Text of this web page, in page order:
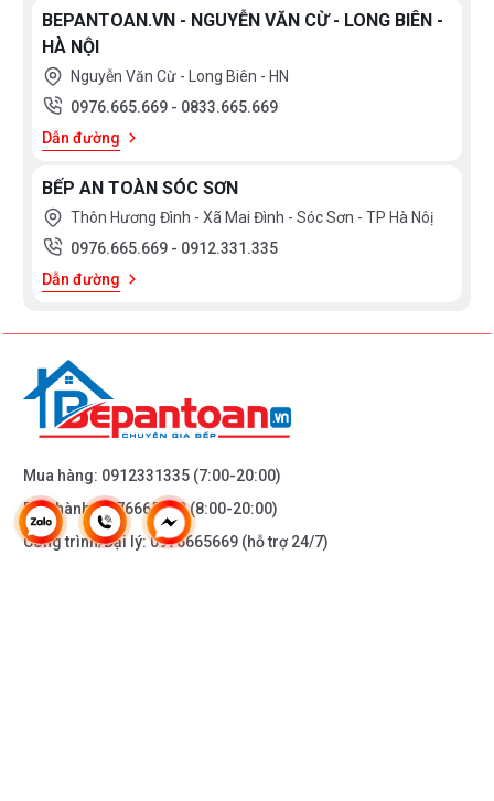
BEPANTOAN.VN - NGUYỄN VĂN CỪ - LONG BIÊN -
HÀ NỘI
Nguyễn Văn Cừ - Long Biên - HN
0976.665.669 - 0833.665.669
Dẫn đường
BẾP AN TOÀN SÓC SƠN
Thôn Hương Đình - Xã Mai Đình - Sóc Sơn - TP Hà Nôị
0976.665.669 - 0912.331.335
Dẫn đường
Mua hàng: 0912331335 (7:00-20:00)
Bảo hành:0976665669(8:00-20:00)
Công trình/Đại lý:0976665669 (hỗ trợ 24/7)